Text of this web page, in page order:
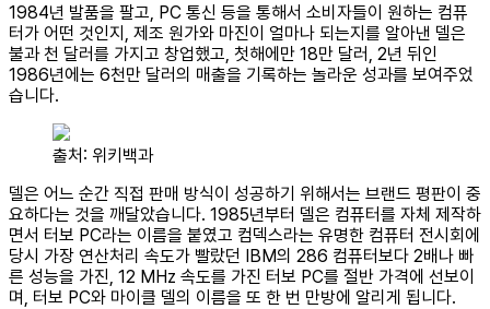
1984년 발품을 팔고, PC 통신 등을 통해서 소비자들이 원하는 컴퓨
터가 어떤 것인지, 제조 원가와 마진이 얼마나 되는지를 알아낸 델은
불과 천 달러를 가지고 창업했고, 첫해에만 18만 달러, 2년 뒤인
1986년에는 6천만 달러의 매출을 기록하는 놀라운 성과를 보여주었
습니다.
출처: 위키백과
델은 어느 순간 직접 판매 방식이 성공하기 위해서는 브랜드 평판이 중
요하다는 것을 깨달았습니다. 1985년부터 델은 컴퓨터를 자체 제작하
면서 터보 PC라는 이름을 붙였고 컴덱스라는 유명한 컴퓨터 전시회에
당시 가장 연산처리 속도가 빨랐던 IBM의 286 컴퓨터보다 2배나 빠
른 성능을 가진, 12 MHz 속도를 가진 터보 PC를 절반 가격에 선보이
며, 터보 PC와 마이클 델의 이름을 또 한 번 만방에 알리게 됩니다.